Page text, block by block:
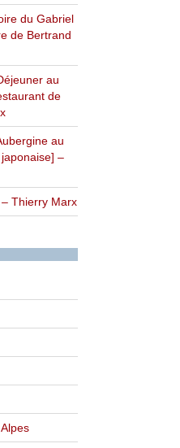
du Gabriel
de Bertrand
au
de
au
–
Thierry Marx